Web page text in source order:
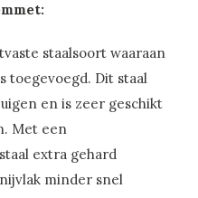
staalsoort waaraan
toegevoegd. Dit staal
en is zeer geschikt
Met een
extra gehard
minder snel